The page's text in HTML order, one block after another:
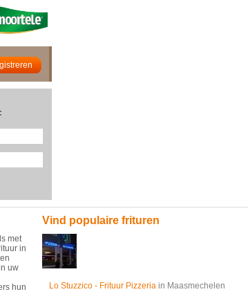
met
in
uw
hun
Vind populaire frituren
Lo Stuzzico - Frituur Pizzeria in Maasmechelen